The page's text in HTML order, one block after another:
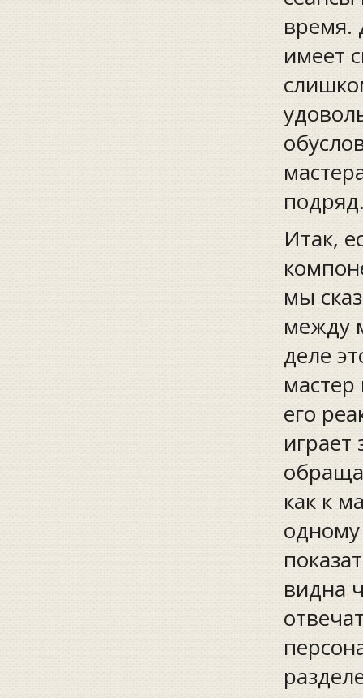
время.
имеет
Итак,
мы
между
деле
его
играет
как к
видна